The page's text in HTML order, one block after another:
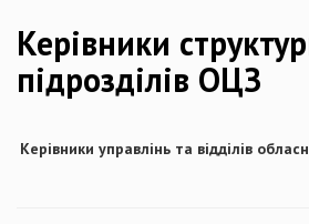
Керівники
підрозділів ОЦЗ
Керівники управлінь та відділів